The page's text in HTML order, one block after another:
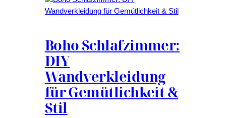
Boho Schlafzimmer:
DIY
Wandverkleidung
für Gemütlichkeit &
Stil